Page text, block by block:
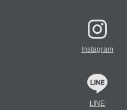
Instagram
LINE